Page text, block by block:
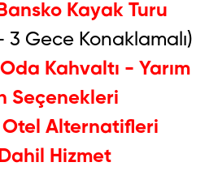
Kayak Turu
Gece Konaklamalı)
Kahvaltı - Yarım
Seçenekleri
Alternatifleri
Hizmet